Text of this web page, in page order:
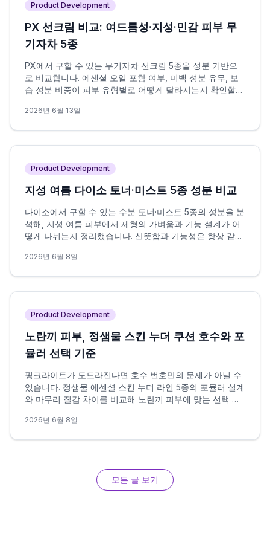
Product Development
PX 선크림 비교: 여드름성·지성·민감 피부 무
기자차 5종
PX에서 구할 수 있는 무기자차 선크림 5종을 성분 기반으
로 비교합니다. 에센셜 오일 포함 여부, 미백 성분 유무, 보
습 성분 비중이 피부 유형별로 어떻게 달라지는지 확인할
2026년 6월 13일
Product Development
지성 여름 다이소 토너·미스트 5종 성분 비교
다이소에서 구할 수 있는 수분 토너·미스트 5종의 성분을 분
석해, 지성 여름 피부에서 제형의 가벼움과 기능 설계가 어
떻게 나뉘는지 정리했습니다. 산뜻함과 기능성은 항상 같은
다.
2026년 6월 8일
Product Development
노란끼 피부, 정샘물 스킨 누더 쿠션 호수와 포
뮬러 선택 기준
핑크라이트가 도드라진다면 호수 번호만의 문제가 아닐 수
있습니다. 정샘물 에센셜 스킨 누더 라인 5종의 포뮬러 설계
와 마무리 질감 차이를 비교해 노란끼 피부에 맞는 선택 조
2026년 6월 8일
모든 글 보기